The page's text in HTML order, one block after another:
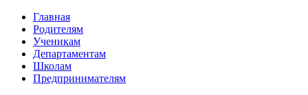
Главная
Родителям
Ученикам
Департаментам
Школам
Предпринимателям